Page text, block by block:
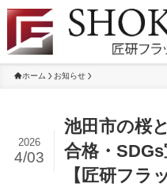
ホーム お知らせ
池田市の桜
合格・
【匠研フラ
2026
4/03